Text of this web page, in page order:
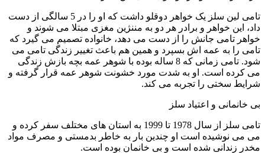
تامی لین سلز یک خواهر دوقلو داشت که او را در 5 سالگی از دست
داد، این خواهر و برادر هر دو به مننژین مغزی مبتلا می شوند و
خواهر تامی جانش را از دست می دهد، خانواده تصمیم می گیرد که
تامی را به عمه اش بسپرد و همین هم باعث تغییر زندگی تامی می
شود. تامی زمانی که 8 ساله بوده با شوهر عمه بچه بازش زندگی
می کرده است. او به شدت مورد خشونت شوهر عمه قرار گرفته و
شرایط سختی را تجربه می کند.
بی خانمانی و اعتیاد سلز
تامی سلز از سال 1978 تا 1999 به استان های مختلف سفر کرده و
می می نوشیده است او چندین بار به خاطر بدمستی و مصرف مواد
مخدر زندانی شده است و بی خانمان بوده است.